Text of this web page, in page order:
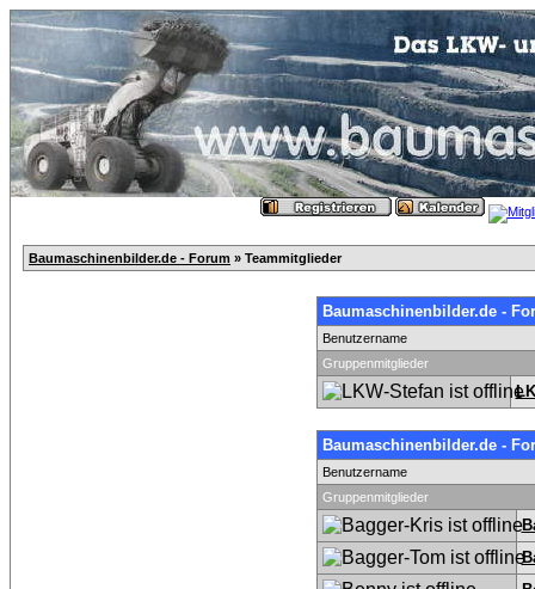
Baumaschinenbilder.de - Forum » Teammitglieder
Baumaschinenbilder.de -
Benutzername
Gruppenmitglieder
Baumaschinenbilder.de -
Benutzername
Gruppenmitglieder